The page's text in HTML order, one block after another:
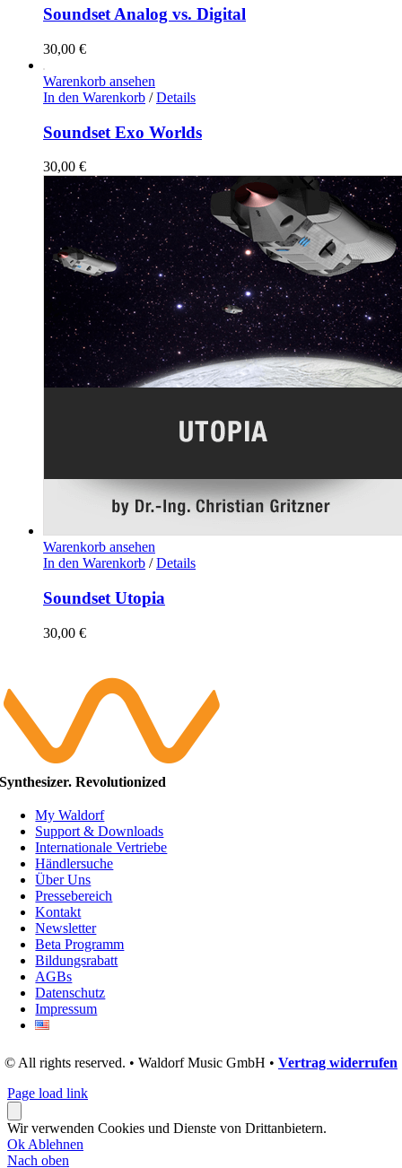
Soundset Analog vs. Digital
30,00 €
Warenkorb ansehen
In den Warenkorb / Details
Soundset Exo Worlds
30,00 €
Warenkorb ansehen
In den Warenkorb / Details
Soundset Utopia
30,00 €
Synthesizer. Revolutionized
My Waldorf
Support & Downloads
Internationale Vertriebe
Händlersuche
Über Uns
Pressebereich
Kontakt
Newsletter
Beta Programm
Bildungsrabatt
AGBs
Datenschutz
Impressum
© All rights reserved. • Waldorf Music GmbH • Vertrag widerrufen
Page load link
Wir verwenden Cookies und Dienste von Drittanbietern.
Ok Ablehnen
Nach oben